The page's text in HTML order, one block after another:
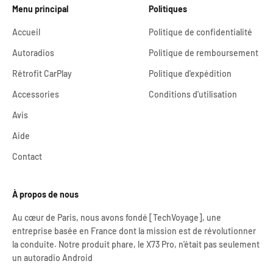
Menu principal
Accueil
Autoradios
Rétrofit CarPlay
Accessories
Avis
Aide
Contact
Politiques
Politique de confidentialité
Politique de remboursement
Politique d'expédition
Conditions d'utilisation
À propos de nous
Au cœur de Paris, nous avons fondé [TechVoyage], une
entreprise basée en France dont la mission est de révolutionner
la conduite. Notre produit phare, le X73 Pro, n'était pas seulement
un autoradio Android